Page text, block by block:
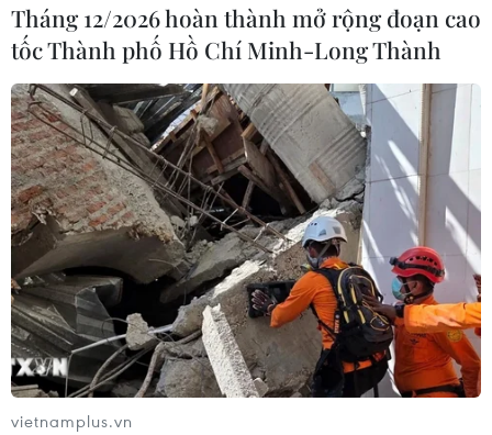
Tháng 12/2026 hoàn thành mở rộng đoạn cao
tốc Thành phố Hồ Chí Minh-Long Thành
vietnamplus.vn